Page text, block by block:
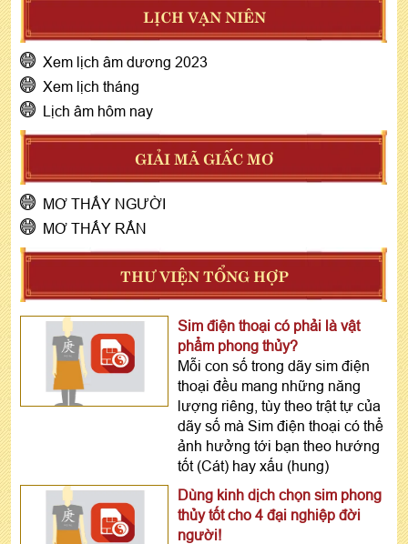
LỊCH VẠN NIÊN
Xem lịch âm dương 2023
Xem lịch tháng
Lịch âm hôm nay
GIẢI MÃ GIẤC MƠ
MƠ THẤY NGƯỜI
MƠ THẤY RẮN
THƯ VIỆN TỔNG HỢP
Sim điện thoại có phải là vật
phẩm phong thủy?
Mỗi con số trong dãy sim điện
thoại đều mang những năng
lượng riêng, tùy theo trật tự của
dãy số mà Sim điện thoại có thể
ảnh hưởng tới bạn theo hướng
tốt (Cát) hay xấu (hung)
Dùng kinh dịch chọn sim phong
thủy tốt cho 4 đại nghiệp đời
người!